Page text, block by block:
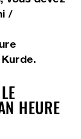
/
HEURE